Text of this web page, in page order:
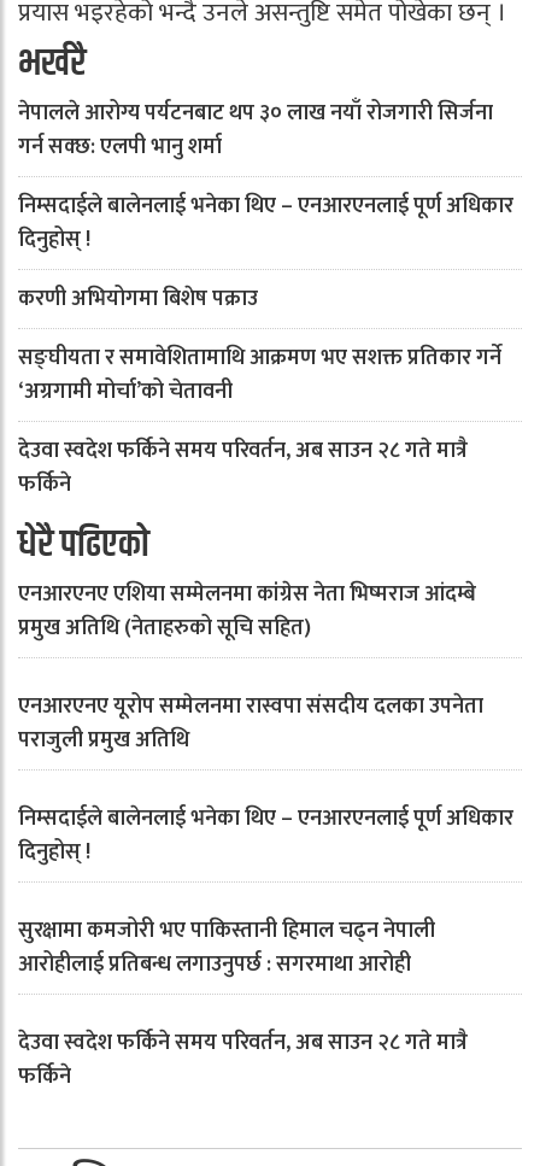
प्रयास भइरहेको भन्दै उनले असन्तुष्टि समेत पोखेका छन् ।
भर्खरै
नेपालले आरोग्य पर्यटनबाट थप ३० लाख नयाँ रोजगारी सिर्जना
गर्न सक्छ: एलपी भानु शर्मा
निम्सदाईले बालेनलाई भनेका थिए – एनआरएनलाई पूर्ण अधिकार
दिनुहोस् !
करणी अभियोगमा बिशेष पक्राउ
सङ्घीयता र समावेशितामाथि आक्रमण भए सशक्त प्रतिकार गर्ने
‘अग्रगामी मोर्चा’को चेतावनी
देउवा स्वदेश फर्किने समय परिवर्तन, अब साउन २८ गते मात्रै
फर्किने
धेरै पढिएको
एनआरएनए एशिया सम्मेलनमा कांग्रेस नेता भिष्मराज आंदम्बे
प्रमुख अतिथि (नेताहरुको सूचि सहित)
एनआरएनए यूरोप सम्मेलनमा रास्वपा संसदीय दलका उपनेता
पराजुली प्रमुख अतिथि
निम्सदाईले बालेनलाई भनेका थिए – एनआरएनलाई पूर्ण अधिकार
दिनुहोस् !
सुरक्षामा कमजोरी भए पाकिस्तानी हिमाल चढ्न नेपाली
आरोहीलाई प्रतिबन्ध लगाउनुपर्छ : सगरमाथा आरोही
देउवा स्वदेश फर्किने समय परिवर्तन, अब साउन २८ गते मात्रै
फर्किने